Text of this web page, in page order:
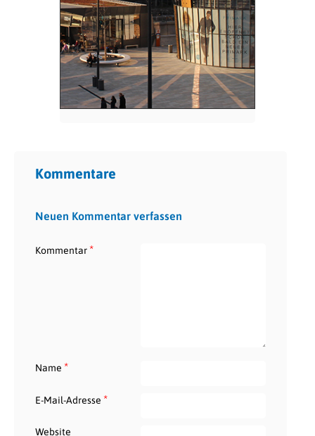
Kommentare
Neuen Kommentar verfassen
Kommentar*
Name *
E-Mail-Adresse *
Website